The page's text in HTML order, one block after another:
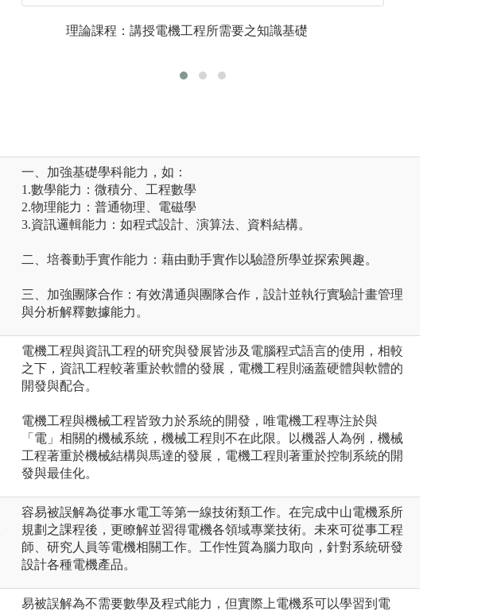
實驗課程: 透過實驗課程，驗證理論課程所學，通
理論課程：講授電機工程所需要之知識基礎
一、加強基礎學科能力，如：
1.數學能力：微積分、工程數學
2.物理能力：普通物理、電磁學
3.資訊邏輯能力：如程式設計、演算法、資料結構。
二、培養動手實作能力：藉由動手實作以驗證所學並探索興趣。
三、加強團隊合作：有效溝通與團隊合作，設計並執行實驗計畫管理
與分析解釋數據能力。
電機工程與資訊工程的研究與發展皆涉及電腦程式語言的使用，相較
之下，資訊工程較著重於軟體的發展，電機工程則涵蓋硬體與軟體的
開發與配合。
電機工程與機械工程皆致力於系統的開發，唯電機工程專注於與
「電」相關的機械系統，機械工程則不在此限。以機器人為例，機械
工程著重於機械結構與馬達的發展，電機工程則著重於控制系統的開
發與最佳化。
容易被誤解為從事水電工等第一線技術類工作。在完成中山電機系所
規劃之課程後，更瞭解並習得電機各領域專業技術。未來可從事工程
師、研究人員等電機相關工作。工作性質為腦力取向，針對系統研發
設計各種電機產品。
易被誤解為不需要數學及程式能力，但實際上電機系可以學習到電